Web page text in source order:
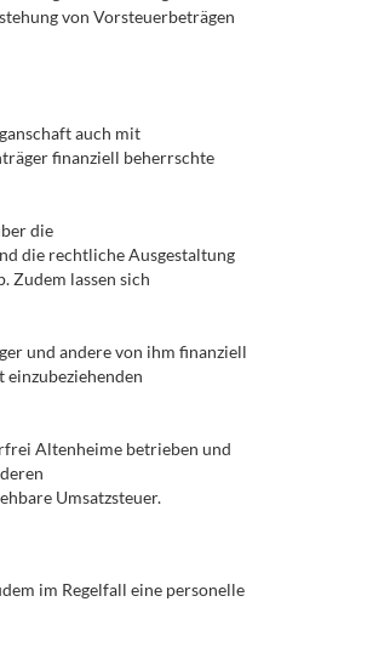
von Vorsteuerbeträgen
auch mit
finanziell beherrschte
die
die rechtliche Ausgestaltung
Zudem lassen sich
und andere von ihm finanziell
Altenheime betrieben und
Umsatzsteuer.
im Regelfall eine personelle